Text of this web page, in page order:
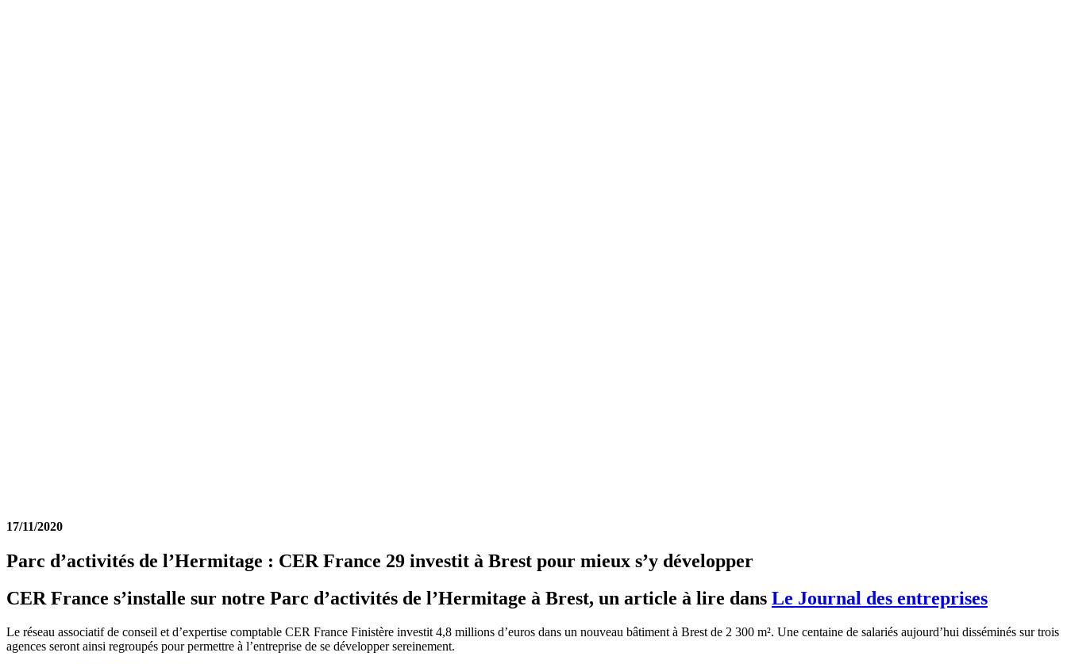
17/11/2020
Parc d’activités de l’Hermitage : CER France 29 investit à Brest pour mieux s’y développer
CER France s’installe sur notre Parc d’activités de l’Hermitage à Brest, un article à lire dans Le Journal des entreprises
Le réseau associatif de conseil et d’expertise comptable CER France Finistère investit 4,8 millions d’euros dans un nouveau bâtiment à Brest de 2 300 m². Une centaine de salariés aujourd’hui disséminés sur trois
agences seront ainsi regroupés pour permettre à l’entreprise de se développer sereinement.